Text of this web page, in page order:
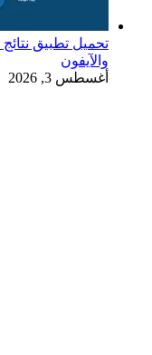
والآيفون
أغسطس 3, 2026